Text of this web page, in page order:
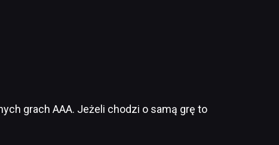
grach AAA. Jeżeli chodzi o samą grę to